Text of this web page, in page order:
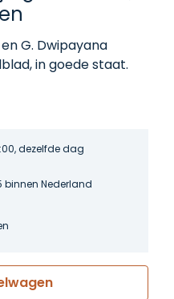
G. Dwipayana
in goede staat.
dezelfde dag
Nederland